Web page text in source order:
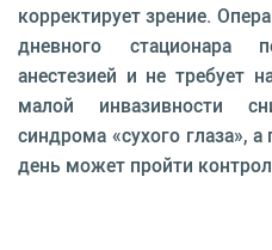
корректирует зрение.
дневного стационара
анестезией и не требует
малой инвазивности
синдрома «сухого глаза»,
день может пройти